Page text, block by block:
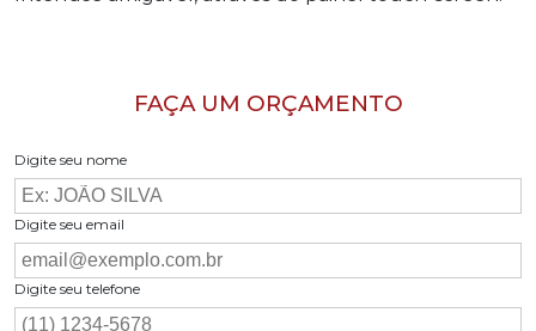
FAÇA UM ORÇAMENTO
Digite seu nome
Digite seu email
Digite seu telefone